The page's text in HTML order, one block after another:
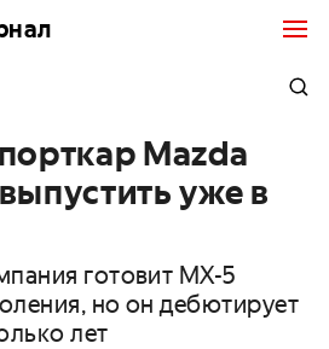
Mazda
уже в
готовит MX-5
но он дебютирует
лет